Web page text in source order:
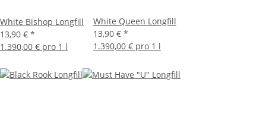
White Bishop Longfill
13,90 € *
1.390,00 € pro 1 l
White Queen Longfill
13,90 € *
1.390,00 € pro 1 l